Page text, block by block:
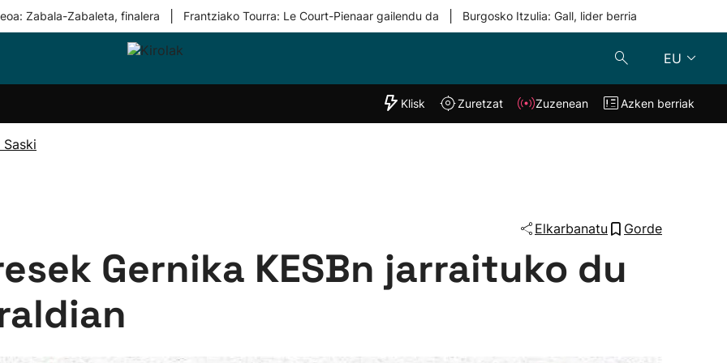
Zabala-Zabaleta, finalera Frantziako Tourra: Le Court-Pienaar gailendu da Burgosko Itzulia: Gall, lider berria
EU
Taldeak
"Helmuga"
Klisk Zuzenean
Klisk Zuretzat Zuzenean Azken berriak
Saski
Elkarbanatu Gorde
Gernika KESBn jarraituko du